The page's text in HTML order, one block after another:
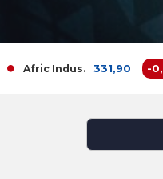
Indus. 331,90 -0,59 %